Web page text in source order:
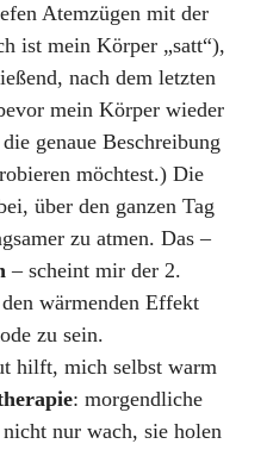
Atemzügen mit der
ist mein Körper „satt“),
nach dem letzten
mein Körper wieder
die genaue Beschreibung
möchtest.) Die
über den ganzen Tag
zu atmen. Das –
– scheint mir der 2.
wärmenden Effekt
zu sein.
hilft, mich selbst warm
: morgendliche
nur wach, sie holen